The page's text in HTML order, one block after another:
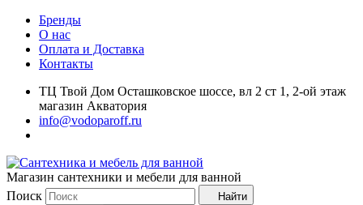
Бренды
О нас
Оплата и Доставка
Контакты
ТЦ Твой Дом Осташковское шоссе, вл 2 ст 1, 2-ой этаж
магазин Акватория
info@vodoparoff.ru
Магазин сантехники и мебели для ванной
Поиск
Найти